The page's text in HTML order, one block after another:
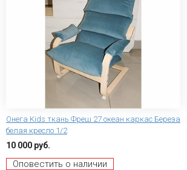
Онега Kids ткань Фреш 27 океан каркас Береза
белая кресло 1/2
10 000 руб.
Оповестить о наличии